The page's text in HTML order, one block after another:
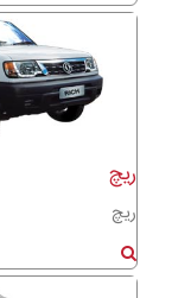
ریچ
ریچ